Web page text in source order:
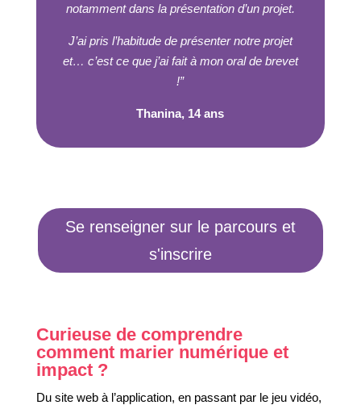
notamment dans la présentation d’un projet.
J’ai pris l’habitude de présenter notre projet
et… c’est ce que j’ai fait à mon oral de brevet
!”
Thanina, 14 ans
Se renseigner sur le parcours et
s'inscrire
Curieuse de comprendre
comment marier numérique et
impact ?
Du site web à l’application, en passant par le jeu vidéo,